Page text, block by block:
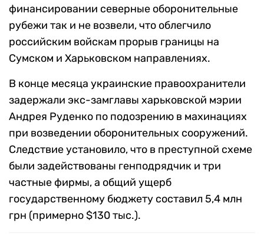
финансировании северные оборонительные
рубежи так и не возвели, что облегчило
российским войскам прорыв границы на
Сумском и Харьковском направлениях.
В конце месяца украинские правоохранители
задержали экс-замглавы харьковской мэрии
Андрея Руденко по подозрению в махинациях
при возведении оборонительных сооружений.
Следствие установило, что в преступной схеме
были задействованы генподрядчик и три
частные фирмы, а общий ущерб
государственному бюджету составил 5,4 млн
грн (примерно $130 тыс.).